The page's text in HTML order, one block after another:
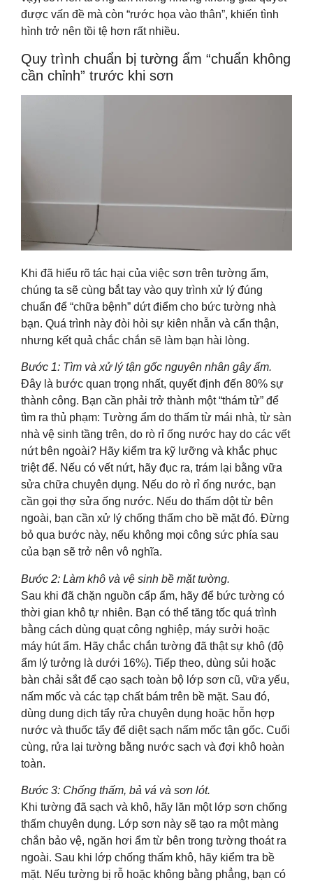
được vấn đề mà còn “rước họa vào thân”, khiến tình
hình trở nên tồi tệ hơn rất nhiều.
Quy trình chuẩn bị tường ẩm “chuẩn không
cần chỉnh” trước khi sơn
Khi đã hiểu rõ tác hại của việc sơn trên tường ẩm,
chúng ta sẽ cùng bắt tay vào quy trình xử lý đúng
chuẩn để “chữa bệnh” dứt điểm cho bức tường nhà
bạn. Quá trình này đòi hỏi sự kiên nhẫn và cẩn thận,
nhưng kết quả chắc chắn sẽ làm bạn hài lòng.
Bước 1: Tìm và xử lý tận gốc nguyên nhân gây ẩm.
Đây là bước quan trọng nhất, quyết định đến 80% sự
thành công. Bạn cần phải trở thành một “thám tử” để
tìm ra thủ phạm: Tường ẩm do thấm từ mái nhà, từ sàn
nhà vệ sinh tầng trên, do rò rỉ ống nước hay do các vết
nứt bên ngoài? Hãy kiểm tra kỹ lưỡng và khắc phục
triệt để. Nếu có vết nứt, hãy đục ra, trám lại bằng vữa
sửa chữa chuyên dụng. Nếu do rò rỉ ống nước, bạn
cần gọi thợ sửa ống nước. Nếu do thấm dột từ bên
ngoài, bạn cần xử lý chống thấm cho bề mặt đó. Đừng
bỏ qua bước này, nếu không mọi công sức phía sau
của bạn sẽ trở nên vô nghĩa.
Bước 2: Làm khô và vệ sinh bề mặt tường.
Sau khi đã chặn nguồn cấp ẩm, hãy để bức tường có
thời gian khô tự nhiên. Bạn có thể tăng tốc quá trình
bằng cách dùng quạt công nghiệp, máy sưởi hoặc
máy hút ẩm. Hãy chắc chắn tường đã thật sự khô (độ
ẩm lý tưởng là dưới 16%). Tiếp theo, dùng sủi hoặc
bàn chải sắt để cạo sạch toàn bộ lớp sơn cũ, vữa yếu,
nấm mốc và các tạp chất bám trên bề mặt. Sau đó,
dùng dung dịch tẩy rửa chuyên dụng hoặc hỗn hợp
nước và thuốc tẩy để diệt sạch nấm mốc tận gốc. Cuối
cùng, rửa lại tường bằng nước sạch và đợi khô hoàn
toàn.
Bước 3: Chống thấm, bả vá và sơn lót.
Khi tường đã sạch và khô, hãy lăn một lớp sơn chống
thấm chuyên dụng. Lớp sơn này sẽ tạo ra một màng
chắn bảo vệ, ngăn hơi ẩm từ bên trong tường thoát ra
ngoài. Sau khi lớp chống thấm khô, hãy kiểm tra bề
mặt. Nếu tường bị rỗ hoặc không bằng phẳng, bạn có